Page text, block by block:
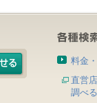
料金
直営
調べる